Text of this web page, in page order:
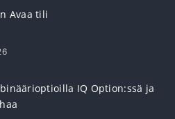
Avaa tili
IQ Option:ssä ja